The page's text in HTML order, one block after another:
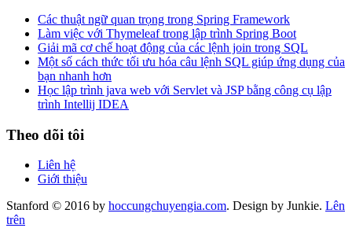
Các thuật ngữ quan trọng trong Spring Framework
Làm việc với Thymeleaf trong lập trình Spring Boot
Giải mã cơ chế hoạt động của các lệnh join trong SQL
Một số cách thức tối ưu hóa câu lệnh SQL giúp ứng dụng của
bạn nhanh hơn
Học lập trình java web với Servlet và JSP bằng công cụ lập
trình Intellij IDEA
Theo dõi tôi
Liên hệ
Giới thiệu
Stanford © 2016 by hoccungchuyengia.com. Design by Junkie. Lên
trên